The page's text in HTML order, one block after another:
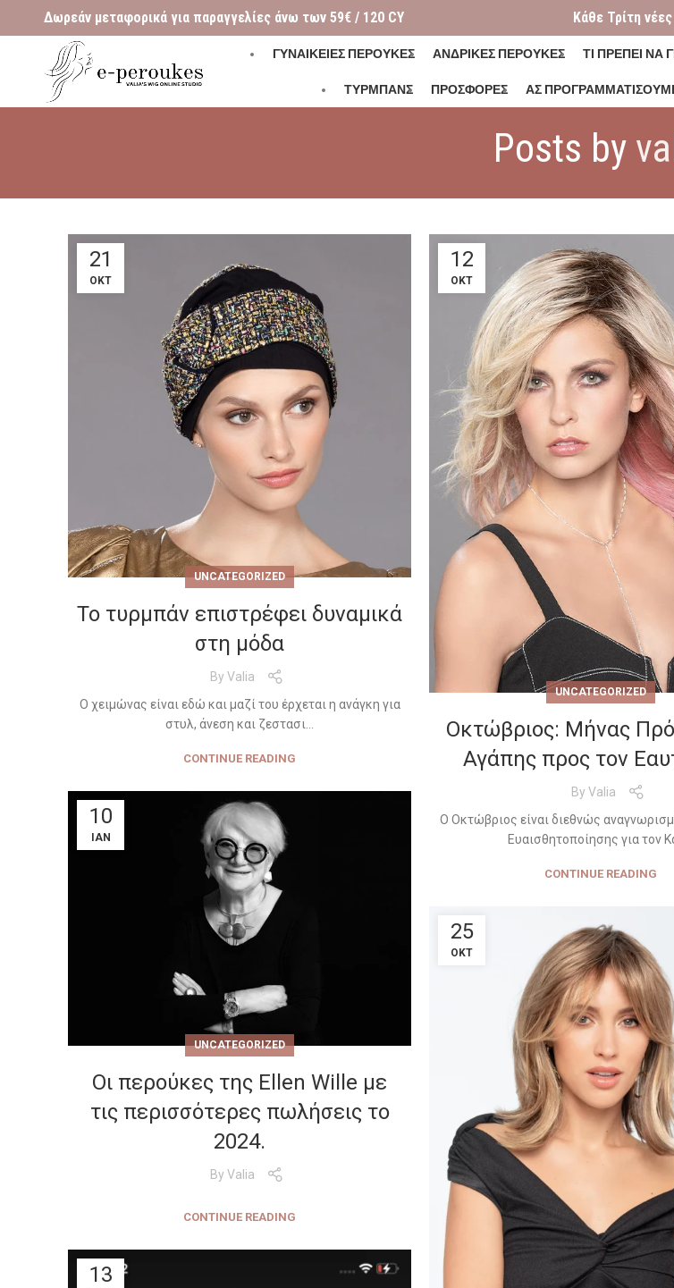
Δωρεάν μεταφορικά για παραγγελίες άνω των 59€ / 120 CY Κάθε Τρίτη
ΓΥΝΑΙΚΕΊΕΣ ΠΕΡΟΎΚΕΣ ΑΝΔΡΙΚΕΣ ΠΕΡΟΥΚΕΣ ΤΙ ΠΡΕΠΕΙ ΝΑ
ΤΥΡΜΠΑΝΣ
ΠΡΟΣΦΟΡΕΣ ΑΣ
Posts by
21
ΟΚΤ
UNCATEGORIZED
Το τυρμπάν επιστρέφει δυναμικά
στη μόδα
By Valia
Ο χειμώνας είναι εδώ και μαζί του έρχεται η ανάγκη για
στυλ, άνεση και ζεστασι...
CONTINUE READING
12
ΟΚΤ
UNCATEGORIZED
Οκτώβριος: Μήνας
Αγάπης προς τον
By Valia
Ο Οκτώβριος είναι διεθνώς
Ευαισθητοποίησης για τον
CONTINUE READING
10
ΙΑΝ
UNCATEGORIZED
Οι περούκες της Ellen Wille με
τις περισσότερες πωλήσεις το
2024.
By Valia
CONTINUE READING
25
ΟΚΤ
13